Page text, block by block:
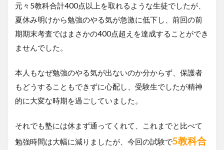
元々5教科合計400点以上を取れるような生徒でしたが、
夏休み明けから勉強のやる気が急激に低下し、前回の前
期期末考査ではまさかの400点超えを達成することができ
ませんでした。
本人もなぜ勉強のやる気が出ないのか分からず、保護者
もどうすることもできずに心配し、受験生でしたが精神
的に大変な時期を過ごしていました。
それでも塾には休まず通ってくれて、これまでと比べて
勉強時間は大幅に減りましたが、今回の試験で5教科合